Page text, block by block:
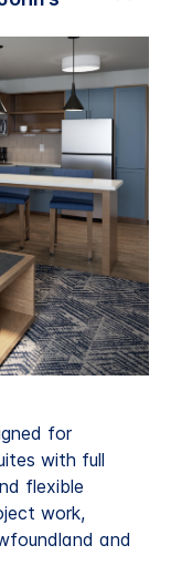
for
with full
flexible
work,
and